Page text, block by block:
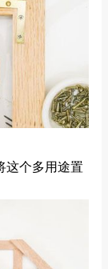
这个多用途置